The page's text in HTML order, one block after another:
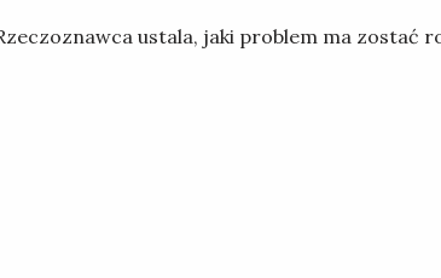
ustala, jaki problem ma zostać